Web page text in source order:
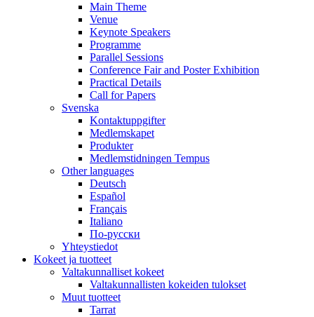
Main Theme
Venue
Keynote Speakers
Programme
Parallel Sessions
Conference Fair and Poster Exhibition
Practical Details
Call for Papers
Svenska
Kontaktuppgifter
Medlemskapet
Produkter
Medlemstidningen Tempus
Other languages
Deutsch
Español
Français
Italiano
По-русски
Yhteystiedot
Kokeet ja tuotteet
Valtakunnalliset kokeet
Valtakunnallisten kokeiden tulokset
Muut tuotteet
Tarrat